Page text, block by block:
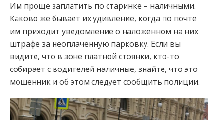
Им проще заплатить по старинке – наличными.
Каково же бывает их удивление, когда по почте
им приходит уведомление о наложенном на них
штрафе за неоплаченную парковку. Если вы
видите, что в зоне платной стоянки, кто-то
собирает с водителей наличные, знайте, что это
мошенник и об этом следует сообщить полиции.